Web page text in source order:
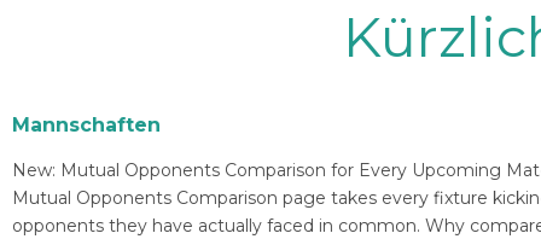
Mannschaften
New: Mutual Opponents Comparison for Every Upcoming
Mutual Opponents Comparison page takes every fixture
opponents they have actually faced in common. Why